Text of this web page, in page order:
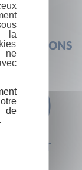
QUESTIONS
CONTACT
la
ne